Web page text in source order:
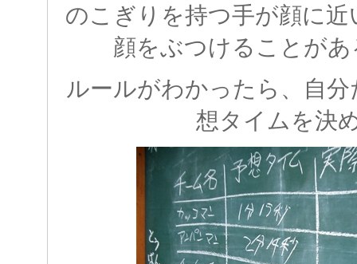
のこぎりを持つ手が顔に
顔をぶつけることが
ルールがわかったら、自
想タイムを決